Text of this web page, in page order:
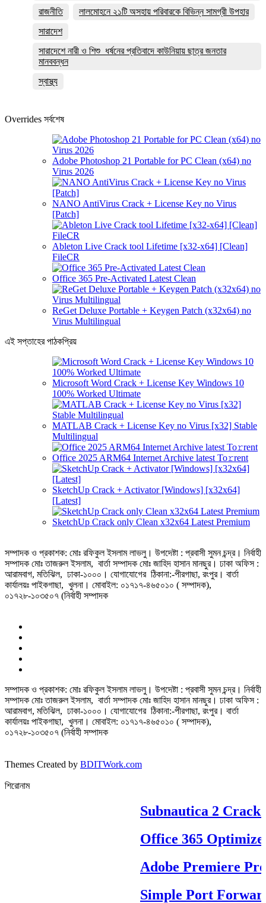
রাজনীতি
লালমোহনে ২১টি অসহায় পরিবারকে বিভিন্ন সামগ্রী উপহার
সারাদেশ
সারাদেশে নারী ও শিশু ধর্ষনের প্রতিবাদে কাউনিয়ায় ছাত্র জনতার
মানববন্ধন
স্বাস্থ্য
Overrides সর্বশেষ
Adobe Photoshop 21 Portable for PC Clean (x64) no
Virus 2026
NANO AntiVirus Crack + License Key no Virus
[Patch]
Ableton Live Crack tool Lifetime [x32-x64] [Clean]
FileCR
Office 365 Pre-Activated Latest Clean
ReGet Deluxe Portable + Keygen Patch (x32x64) no
Virus Multilingual
এই সপ্তাহের পাঠকপ্রিয়
Microsoft Word Crack + License Key Windows 10
100% Worked Ultimate
MATLAB Crack + License Key no Virus [x32] Stable
Multilingual
Office 2025 ARM64 Internet Archive latest To𝚛rent
SketchUp Crack + Activator [Windows] [x32x64]
[Latest]
SketchUp Crack only Clean x32x64 Latest Premium
সম্পাদক ও প্রকাশক: মোঃ রফিকুল ইসলাম লাভলু। উপদেষ্টা : প্রবাসী সুমন চন্দ্র। নির্বাহী
সম্পাদক মোঃ তাজরুল‌‌ ইসলাম, বার্তা সম্পাদক মোঃ জাহিদ হাসান মানছুর। ঢাকা অফিস :
আরামবাগ, মতিঝিল, ঢাকা-১০০০। যোগাযোগের ঠিকানা:-পীরগাছা‌, রংপুর। বার্তা
কার্যালয়ঃ পাইকগাছা, খুলনা। মোবাইল: ০১৭১৭-৪৬৫০১০ ( সম্পাদক),
০১৭২৮-১০৩৫০৭ (নির্বাহী সম্পাদক
সম্পাদক ও প্রকাশক: মোঃ রফিকুল ইসলাম লাভলু। উপদেষ্টা : প্রবাসী সুমন চন্দ্র। নির্বাহী
সম্পাদক মোঃ তাজরুল‌‌ ইসলাম, বার্তা সম্পাদক মোঃ জাহিদ হাসান মানছুর। ঢাকা অফিস :
আরামবাগ, মতিঝিল, ঢাকা-১০০০। যোগাযোগের ঠিকানা:-পীরগাছা‌, রংপুর। বার্তা
কার্যালয়ঃ পাইকগাছা, খুলনা। মোবাইল: ০১৭১৭-৪৬৫০১০ ( সম্পাদক),
০১৭২৮-১০৩৫০৭ (নির্বাহী সম্পাদক
Themes Created by BDITWork.com
শিরোনাম
Subnautica 2 Crack
Office 365
Adobe Premiere Pro
Simple Port